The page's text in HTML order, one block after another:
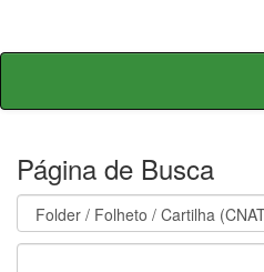
Skip
Página de Busca